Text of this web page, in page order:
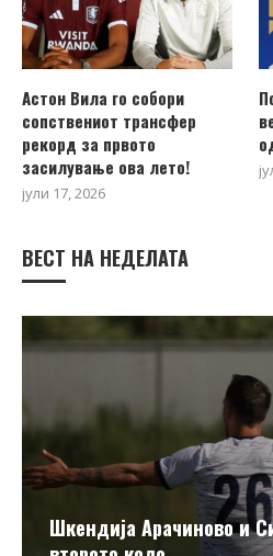
Астон Вила го собори
сопствениот трансфер
рекорд за првото
засилување ова лето!
јули 17, 2026
ВЕСТ НА НЕДЕЛАТА
Шкендија Арачиново и